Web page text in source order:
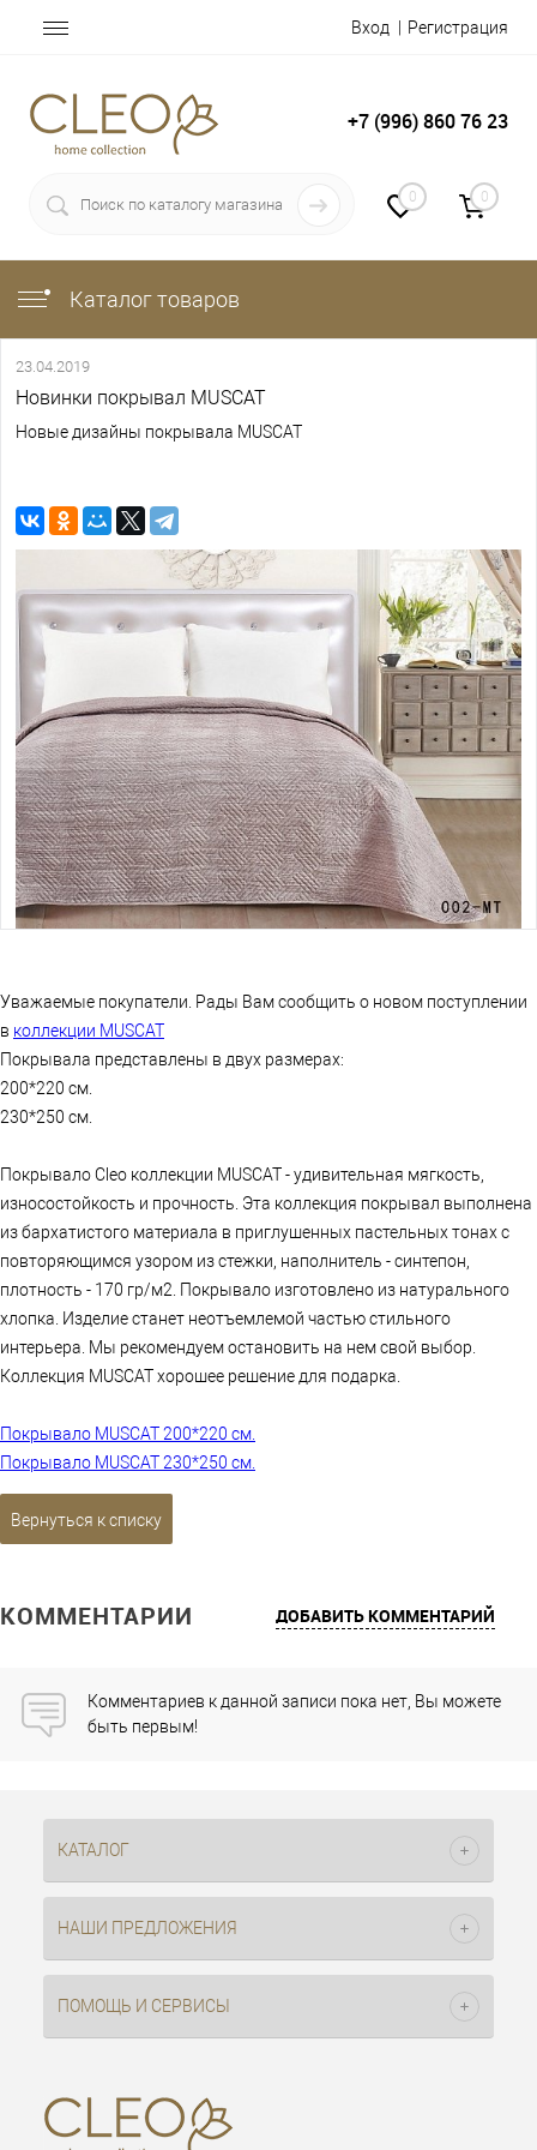
Вход Регистрация
+7 (996) 860 76 23
0 0
Каталог товаров
23.04.2019
Новинки покрывал MUSCAT
Новые дизайны покрывала MUSCAT
Уважаемые покупатели. Рады Вам сообщить о новом поступлении
в коллекции MUSCAT
Покрывала представлены в двух размерах:
200*220 см.
230*250 см.
Покрывало Cleo коллекции MUSCAT - удивительная мягкость,
износостойкость и прочность. Эта коллекция покрывал выполнена
из бархатистого материала в приглушенных пастельных тонах с
повторяющимся узором из стежки, наполнитель - синтепон,
плотность - 170 гр/м2. Покрывало изготовлено из натурального
хлопка. Изделие станет неотъемлемой частью стильного
интерьера. Мы рекомендуем остановить на нем свой выбор.
Коллекция MUSCAT хорошее решение для подарка.
Покрывало MUSCAT 200*220 см.
Покрывало MUSCAT 230*250 см.
Вернуться к списку
КОММЕНТАРИИ ДОБАВИТЬ КОММЕНТАРИЙ
Комментариев к данной записи пока нет, Вы можете
быть первым!
КАТАЛОГ
НАШИ ПРЕДЛОЖЕНИЯ
ПОМОЩЬ И СЕРВИСЫ